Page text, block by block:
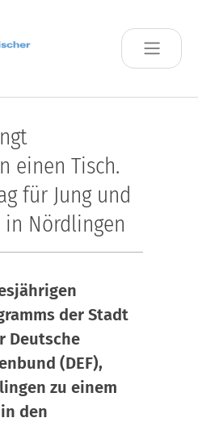
einen Tisch.
für Jung und
in Nördlingen
der Stadt
Deutsche
(DEF),
zu einem
den